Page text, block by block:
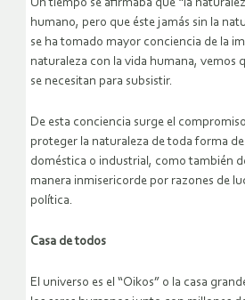
Un tiempo se afirmaba que “la
humano, pero que éste jamás sin la
se ha tomado mayor conciencia de la
naturaleza con la vida humana, vemos
se necesitan para subsistir.
De esta conciencia surge el
proteger la naturaleza de toda forma
doméstica o industrial, como también
manera inmisericorde por razones de
política.
Casa de todos
El universo es el “Oikos” o la casa